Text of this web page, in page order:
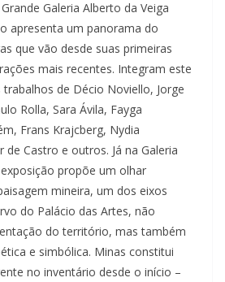
Galeria Alberto da Veiga
apresenta um panorama do
que vão desde suas primeiras
mais recentes. Integram este
de Décio Noviello, Jorge
Rolla, Sara Ávila, Fayga
Frans Krajcberg, Nydia
Castro e outros. Já na Galeria
propõe um olhar
mineira, um dos eixos
do Palácio das Artes, não
do território, mas também
e simbólica. Minas constitui
no inventário desde o início –